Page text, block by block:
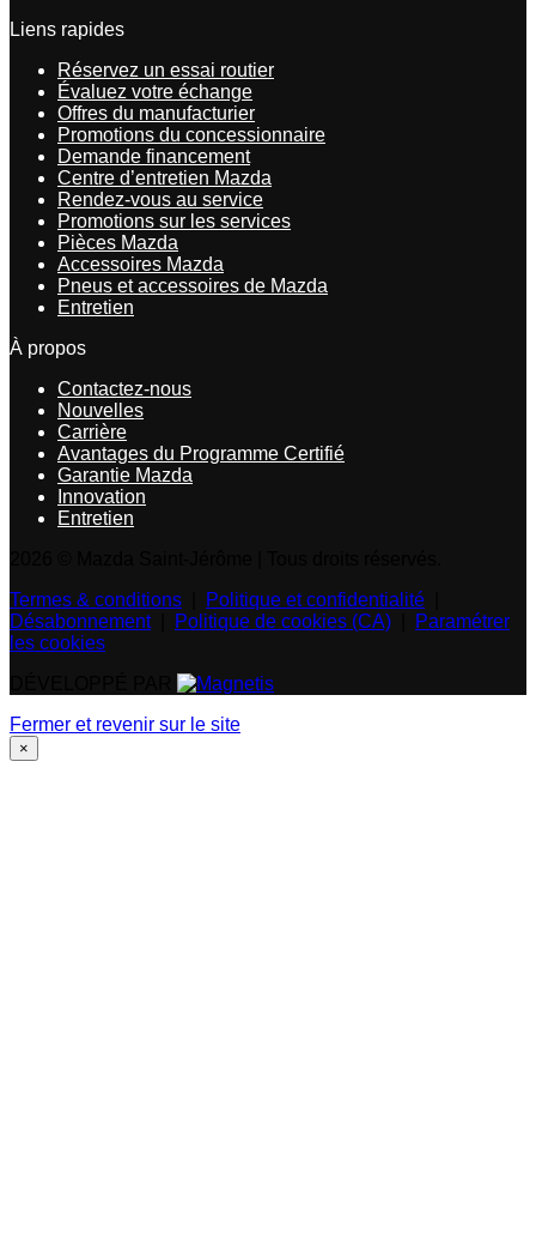
Liens rapides
Réservez un essai routier
Évaluez votre échange
Offres du manufacturier
Promotions du concessionnaire
Demande financement
Centre d’entretien Mazda
Rendez-vous au service
Promotions sur les services
Pièces Mazda
Accessoires Mazda
Pneus et accessoires de Mazda
Entretien
À propos
Contactez-nous
Nouvelles
Carrière
Avantages du Programme Certifié
Garantie Mazda
Innovation
Entretien
Termes & conditions
Politique et confidentialité
Désabonnement| Politique de cookies (CA)
Paramétrer
les cookies
Fermer et revenir sur le site
×